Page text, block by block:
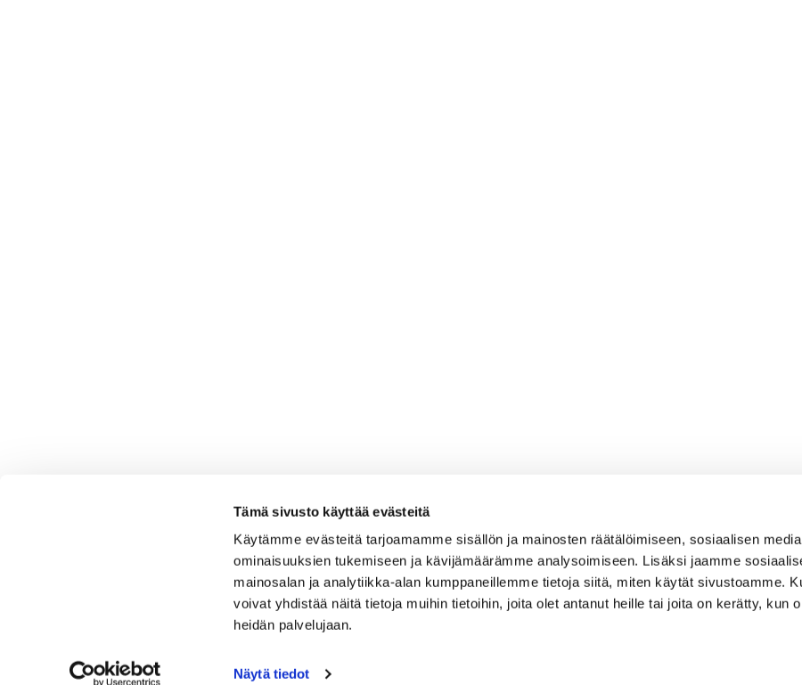
Tämä sivusto käyttää evästeitä
Käytämme evästeitä tarjoamamme sisällön ja mainosten räätälöimiseen, sosiaalisen
ominaisuuksien tukemiseen ja kävijämäärämme analysoimiseen. Lisäksi jaamme
mainosalan ja analytiikka-alan kumppaneillemme tietoja siitä, miten käytät sivustoamme.
voivat yhdistää näitä tietoja muihin tietoihin, joita olet antanut heille tai joita on kerätty, kun
heidän palvelujaan.
Näytä tiedot